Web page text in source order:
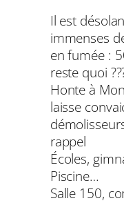
Il est
immenses
en fumée :
reste quoi
Honte à
laisse
rappel
Écoles,
Piscine…
Salle 150,